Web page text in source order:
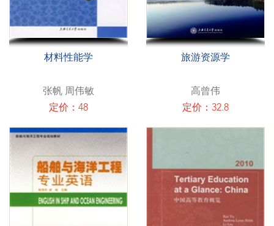
材料性能学
张帆 周伟敏
定价：48
旅游资源学
高曾伟
定价：32.8